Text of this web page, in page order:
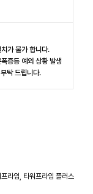
가 불가 합니다.
증등 예외 상황 발생
탁 드립니다.
라임, 타워프라임 플러스